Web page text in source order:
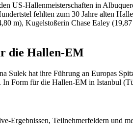
US-Hallenmeisterschaften in
fehlten zum 30 Jahre alten
m), Kugelstoßerin Chase Ealey
die Hallen-EM
hat ihre Führung an Europas
Form für die Hallen-EM in Istanbul
Ergebnissen, Teilnehmerfeldern und